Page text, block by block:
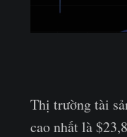
Thị trường tài
cao nhất là